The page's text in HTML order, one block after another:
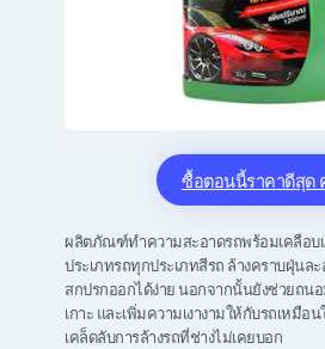
ซื้อตอนนี้ราคาดีสุด
ผลิตภัณฑ์ทำความสะอาดรถพร้อมเคลือบเ
ประเภทรถทุกประเภทสีรถ ล้างคราบฝุ่นล
สกปรกออกได้ง่าย นอกจากนั้นยังช่วยถน
เกาะ และเพิ่มความเงางามให้กับรถเหมือ
เคล็ดลับการล้างรถที่ช่างไม่เคยบอก